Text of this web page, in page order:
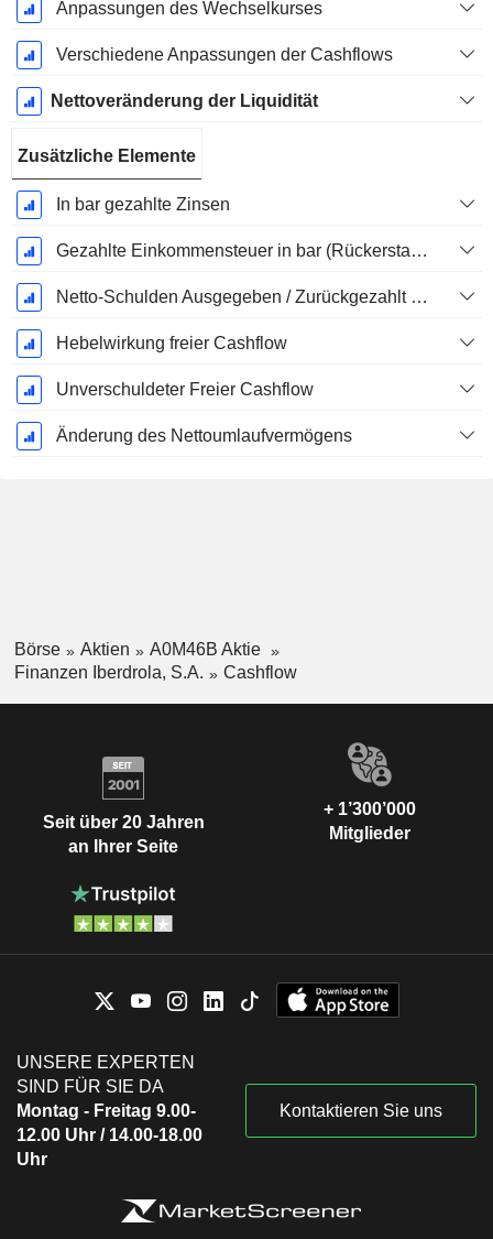
Anpassungen des Wechselkurses
Verschiedene Anpassungen der Cashflows
Nettoveränderung der Liquidität
Zusätzliche Elemente
In bar gezahlte Zinsen
Gezahlte Einkommensteuer in bar (Rückerstattung)
Netto-Schulden Ausgegeben / Zurückgezahlt - (Modellspezifisch)
Hebelwirkung freier Cashflow
Unverschuldeter Freier Cashflow
Änderung des Nettoumlaufvermögens
Börse Aktien
A0M46B Aktie
Finanzen Iberdrola, S.A.
Cashflow
Seit über 20 Jahren
an Ihrer Seite
+ 1’300’000
Mitglieder
UNSERE EXPERTEN
SIND FÜR SIE DA
Montag - Freitag 9.00-
12.00 Uhr / 14.00-18.00
Uhr
Kontaktieren Sie uns